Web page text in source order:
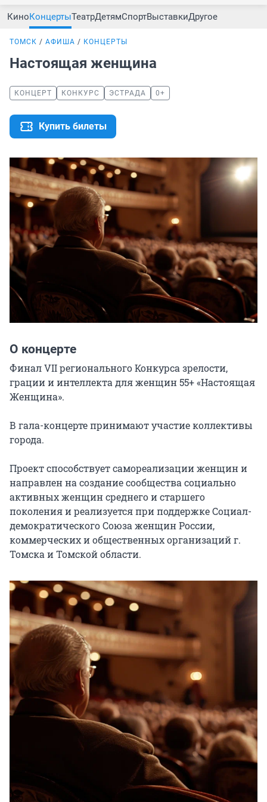
КиноКонцертыТеатрДетямСпортВыставкиДругое
ТОМСК АФИША КОНЦЕРТЫ
Настоящая женщина
КОНЦЕРТ КОНКУРС ЭСТРАДА 0+
Купить билеты
О концерте
Финал VII регионального Конкурса зрелости,
грации и интеллекта для женщин 55+ «Настоящая
Женщина».
В гала-концерте принимают участие коллективы
города.
Проект способствует самореализации женщин и
направлен на создание сообщества социально
активных женщин среднего и старшего
поколения и реализуется при поддержке Социал-
демократического Союза женщин России,
коммерческих и общественных организаций г.
Томска и Томской области.